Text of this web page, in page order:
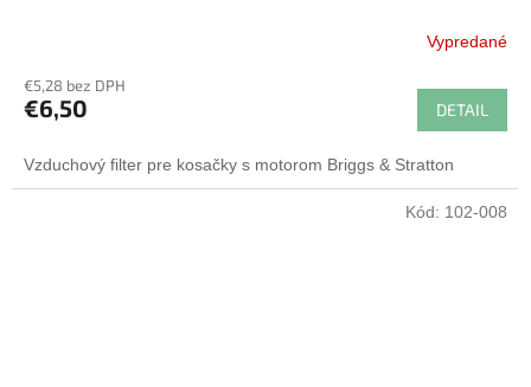
Vypredané
€5,28 bez DPH
€6,50 DETAIL
Vzduchový filter pre kosačky s motorom Briggs & Stratton
Kód: 102-008